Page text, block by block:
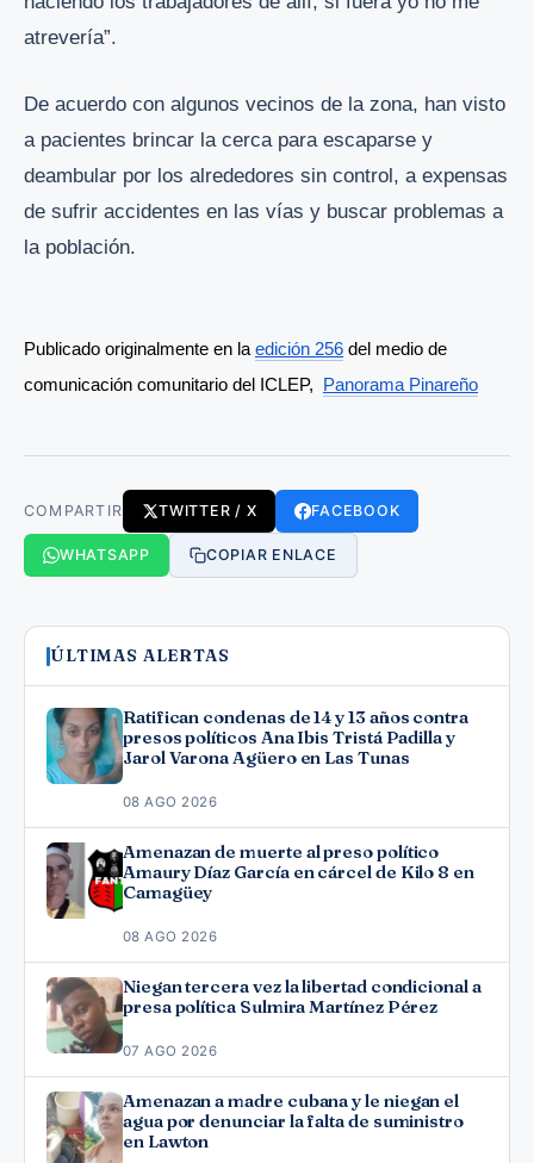
atrevería”.
De acuerdo con algunos vecinos de la zona, han visto
a pacientes brincar la cerca para escaparse y
deambular por los alrededores sin control, a expensas
de sufrir accidentes en las vías y buscar problemas a
la población.
Publicado originalmente en la edición 256 del medio de
comunicación comunitario del ICLEP,
Panorama Pinareño
COMPARTIR TWITTER / X FACEBOOK
WHATSAPP COPIAR ENLACE
ÚLTIMAS ALERTAS
Ratifican condenas de 14 y 13 años contra
presos políticos Ana Ibis Tristá Padilla y
Jarol Varona Agüero en Las Tunas
08 AGO 2026
Amenazan de muerte al preso político
Amaury Díaz García en cárcel de Kilo 8 en
Camagüey
08 AGO 2026
Niegan tercera vez la libertad condicional a
presa política Sulmira Martínez Pérez
07 AGO 2026
Amenazan a madre cubana y le niegan el
agua por denunciar la falta de suministro
en Lawton